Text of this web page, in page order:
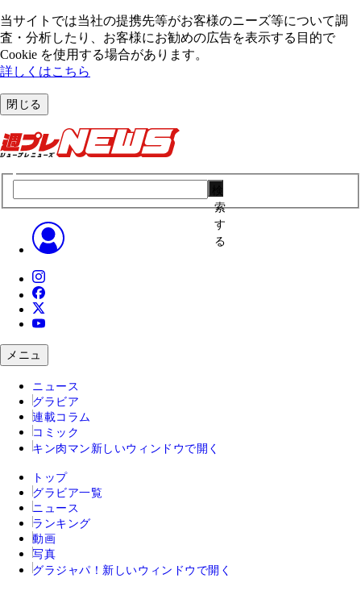
当サイトでは当社の提携先等がお客様のニーズ等について調
査・分析したり、お客様にお勧めの広告を表⽰する⽬的で
Cookie を使⽤する場合があります。
詳しくはこちら
閉じる
索
す
る
メニュ
ニュース
グラビア
連載コラム
コミック
キン肉マン 新しいウィンドウで開く
トップ
グラビア一覧
ニュース
ランキング
動画
写真
グラジャパ！ 新しいウィンドウで開く